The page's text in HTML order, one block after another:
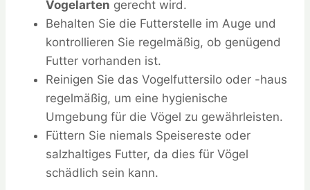
Vogelarten gerecht wird.
Behalten Sie die Futterstelle im Auge und
kontrollieren Sie regelmäßig, ob genügend
Futter vorhanden ist.
Reinigen Sie das Vogelfuttersilo oder -haus
regelmäßig, um eine hygienische
Umgebung für die Vögel zu gewährleisten.
Füttern Sie niemals Speisereste oder
salzhaltiges Futter, da dies für Vögel
schädlich sein kann.